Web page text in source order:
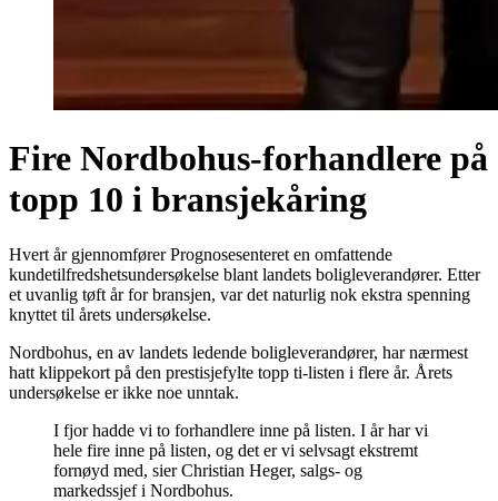
Fire Nordbohus-forhandlere på
topp 10 i bransjekåring
Hvert år gjennomfører Prognosesenteret en omfattende
kundetilfredshetsundersøkelse blant landets boligleverandører. Etter
et uvanlig tøft år for bransjen, var det naturlig nok ekstra spenning
knyttet til årets undersøkelse.
Nordbohus, en av landets ledende boligleverandører, har nærmest
hatt klippekort på den prestisjefylte topp ti-listen i flere år. Årets
undersøkelse er ikke noe unntak.
I fjor hadde vi to forhandlere inne på listen. I år har vi
hele fire inne på listen, og det er vi selvsagt ekstremt
fornøyd med, sier Christian Heger, salgs- og
markedssjef i Nordbohus.